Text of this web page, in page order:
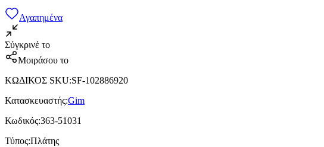
Αγαπημένα
Σύγκρινέ το
Μοιράσου το
ΚΩΔΙΚΟΣ SKU:SF-102886920
Κατασκευαστής:Gim
Κωδικός:363-51031
Τύπος:Πλάτης